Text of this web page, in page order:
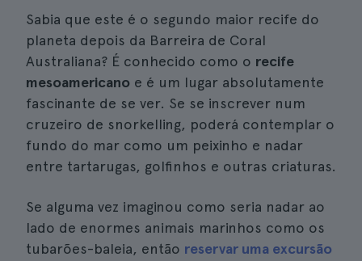
Sabia que este é o segundo maior recife do
planeta depois da Barreira de Coral
Australiana? É conhecido como o recife
mesoamericano e é um lugar absolutamente
fascinante de se ver. Se se inscrever num
cruzeiro de snorkelling, poderá contemplar o
fundo do mar como um peixinho e nadar
entre tartarugas, golfinhos e outras criaturas.
Se alguma vez imaginou como seria nadar ao
lado de enormes animais marinhos como os
tubarões-baleia, então reservar uma excursão